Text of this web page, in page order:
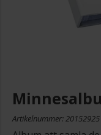
Artikelnummer: 20152925